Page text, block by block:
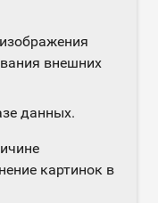
внешних
данных.
картинок в